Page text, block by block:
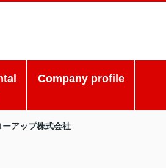
Company profile
アップ株式会社